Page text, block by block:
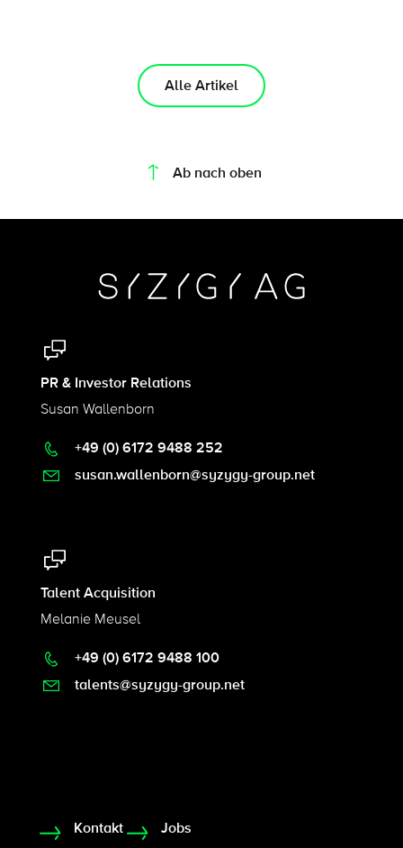
Alle Artikel
Ab nach oben
PR & Investor Relations
Susan Wallenborn
+49 (0) 6172 9488 252
susan.wallenborn@syzygy-group.net
Talent Acquisition
Melanie Meusel
+49 (0) 6172 9488 100
talents@syzygy-group.net
Kontakt Jobs